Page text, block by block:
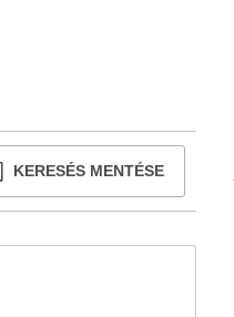
KERESÉS MENTÉSE